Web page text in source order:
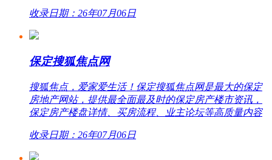
收录日期：26年07月06日
保定搜狐焦点网
搜狐焦点，爱家爱生活！保定搜狐焦点网是最大的保定
房地产网站，提供最全面最及时的保定房产楼市资讯，
保定房产楼盘详情、买房流程、业主论坛等高质量内容
收录日期：26年07月06日